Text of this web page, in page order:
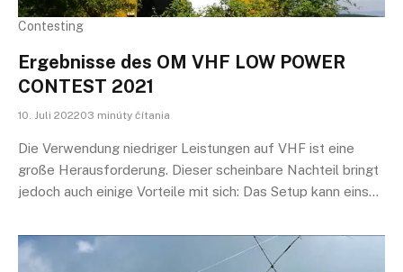
Contesting
Ergebnisse des OM VHF LOW POWER
CONTEST 2021
10. Juli 202203 minúty čítania
Die Verwendung niedriger Leistungen auf VHF ist eine
große Herausforderung. Dieser scheinbare Nachteil bringt
jedoch auch einige Vorteile mit sich: Das Setup kann eins…